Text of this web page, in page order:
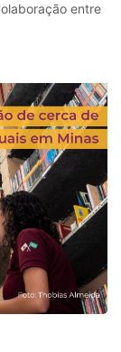
entre